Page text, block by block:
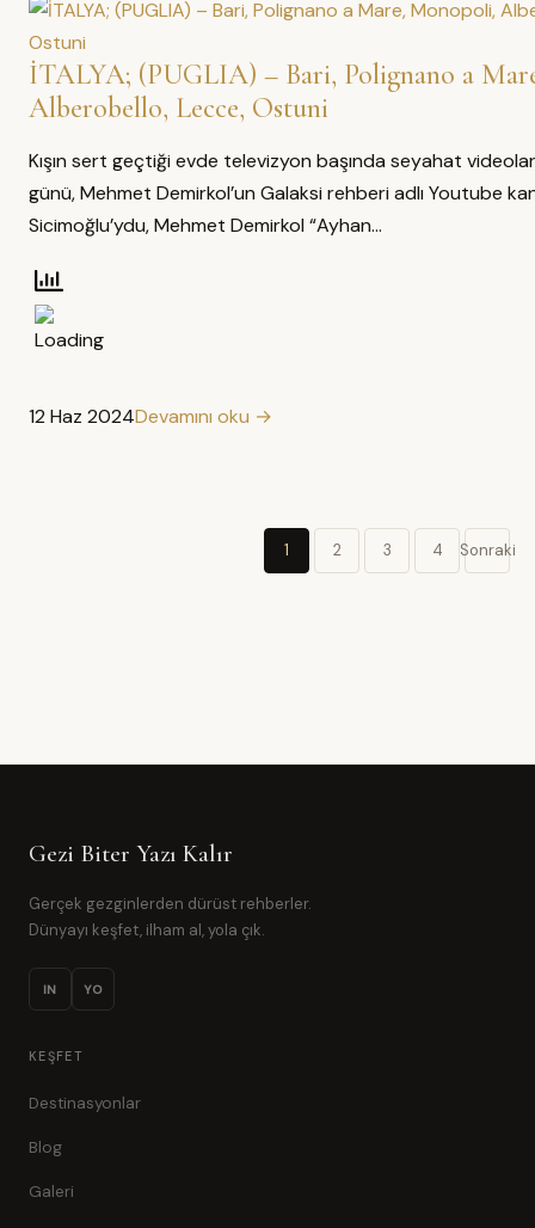
İTALYA; (PUGLIA) – Bari, Polignano a
Alberobello, Lecce, Ostuni
Kışın sert geçtiği evde televizyon başında seyahat
günü, Mehmet Demirkol’un Galaksi rehberi adlı Youtube
Sicimoğlu’ydu, Mehmet Demirkol “Ayhan…
12 Haz 2024Devamını oku →
Yazı
1 2 3 4 Sonraki
Gezi Biter Yazı Kalır
Gerçek gezginlerden dürüst rehberler.
Dünyayı keşfet, ilham al, yola çık.
IN YO
KEŞFET
Destinasyonlar
Blog
Galeri